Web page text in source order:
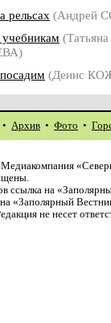
рельсах (Андрей
(Татьяна
(Денис
• Архив • Фото •
ссылка на
«Заполярный
не несет